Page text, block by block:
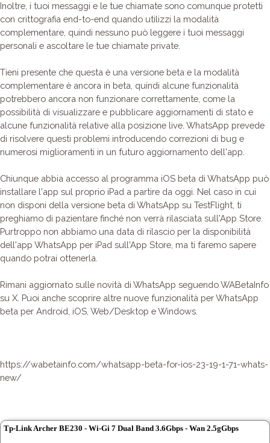
Inoltre, i tuoi messaggi e le tue chiamate sono comunque protetti
con crittografia end-to-end quando utilizzi la modalità
complementare, quindi nessuno può leggere i tuoi messaggi
personali e ascoltare le tue chiamate private.
Tieni presente che questa è una versione beta e la modalità
complementare è ancora in beta, quindi alcune funzionalità
potrebbero ancora non funzionare correttamente, come la
possibilità di visualizzare e pubblicare aggiornamenti di stato e
alcune funzionalità relative alla posizione live. WhatsApp prevede
di risolvere questi problemi introducendo correzioni di bug e
numerosi miglioramenti in un futuro aggiornamento dell'app.
Chiunque abbia accesso al programma iOS beta di WhatsApp può
installare l'app sul proprio iPad a partire da oggi. Nel caso in cui
non disponi della versione beta di WhatsApp su TestFlight, ti
preghiamo di pazientare finché non verrà rilasciata sull'App Store.
Purtroppo non abbiamo una data di rilascio per la disponibilità
dell'app WhatsApp per iPad sull'App Store, ma ti faremo sapere
quando potrai ottenerla.
Rimani aggiornato sulle novità di WhatsApp seguendo WABetaInfo
su X. Puoi anche scoprire altre nuove funzionalità per WhatsApp
beta per Android, iOS, Web/Desktop e Windows.
https://wabetainfo.com/whatsapp-beta-for-ios-23-19-1-71-whats-
new/
Tp-Link Archer BE230 - Wi-Gi 7 Dual Band 3.6Gbps - Wan 2.5gGbps